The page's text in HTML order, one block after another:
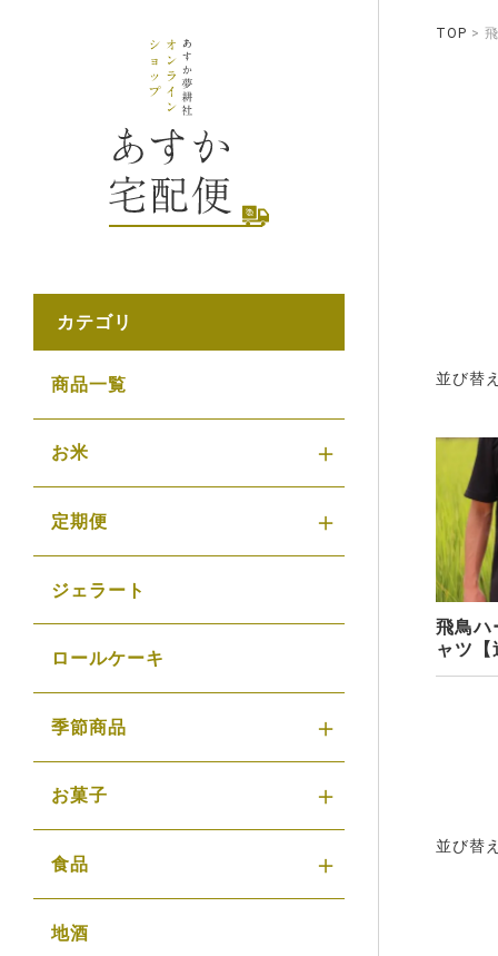
TOP
並び替え
飛鳥ハ
ャツ【
並び替え
カテゴリ
商品一覧
お米
定期便
ジェラート
ロールケーキ
季節商品
お菓子
食品
地酒